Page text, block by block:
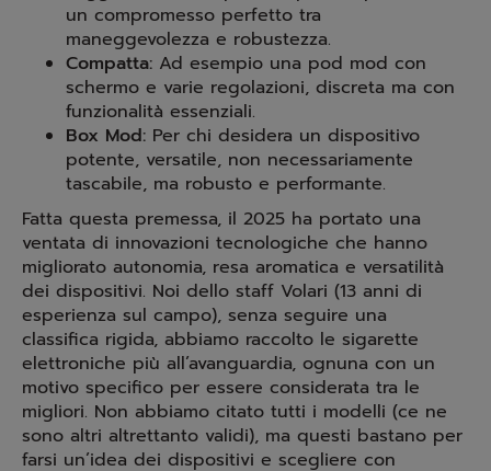
un compromesso perfetto tra
maneggevolezza e robustezza.
Compatta: Ad esempio una pod mod con
schermo e varie regolazioni, discreta ma con
funzionalità essenziali.
Box Mod: Per chi desidera un dispositivo
potente, versatile, non necessariamente
tascabile, ma robusto e performante.
Fatta questa premessa, il 2025 ha portato una
ventata di innovazioni tecnologiche che hanno
migliorato autonomia, resa aromatica e versatilità
dei dispositivi. Noi dello staff Volari (13 anni di
esperienza sul campo), senza seguire una
classifica rigida, abbiamo raccolto le sigarette
elettroniche più all’avanguardia, ognuna con un
motivo specifico per essere considerata tra le
migliori. Non abbiamo citato tutti i modelli (ce ne
sono altri altrettanto validi), ma questi bastano per
farsi un’idea dei dispositivi e scegliere con